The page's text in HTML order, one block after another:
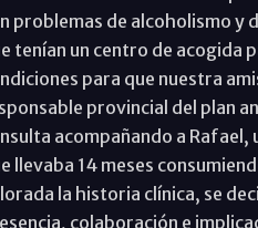
problemas de alcoholismo y
tenían un centro de acogida
para que nuestra
provincial del plan
acompañando a
llevaba 14 meses
la historia clínica, se
colaboración e